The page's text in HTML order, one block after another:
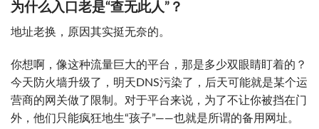
为什么入口老是“查无此人”？
地址老换，原因其实挺无奈的。
你想啊，像这种流量巨大的平台，那是多少双眼睛盯着的？
今天防火墙升级了，明天DNS污染了，后天可能就是某个运
营商的网关做了限制。对于平台来说，为了不让你被挡在门
外，他们只能疯狂地生“孩子”——也就是所谓的备用网址。